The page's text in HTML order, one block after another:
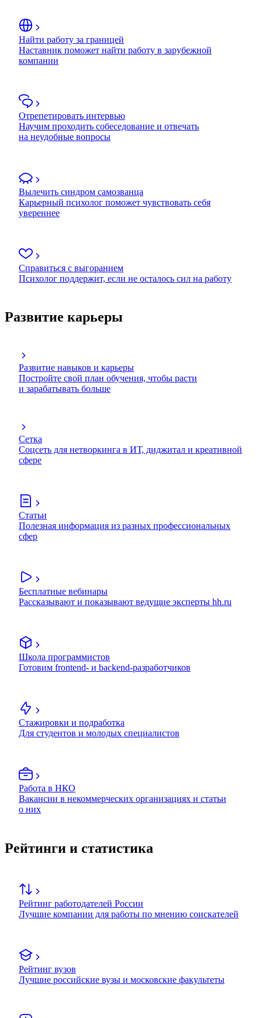
Найти работу за границей
Наставник поможет найти работу в зарубежной
компании
Отрепетировать интервью
Научим проходить собеседование и отвечать
на неудобные вопросы
Вылечить синдром самозванца
Карьерный психолог поможет чувствовать себя
увереннее
Справиться с выгоранием
Психолог поддержит, если не осталось сил на работу
Развитие карьеры
Развитие навыков и карьеры
Постройте свой план обучения, чтобы расти
и зарабатывать больше
Сетка
Соцсеть для нетворкинга в ИТ, диджитал и креативной
сфере
Статьи
Полезная информация из разных профессиональных
сфер
Бесплатные вебинары
Рассказывают и показывают ведущие эксперты hh.ru
Школа программистов
Готовим frontend- и backend-разработчиков
Стажировки и подработка
Для студентов и молодых специалистов
Работа в НКО
Вакансии в некоммерческих организациях и статьи
о них
Рейтинги и статистика
Рейтинг работодателей России
Лучшие компании для работы по мнению соискателей
Рейтинг вузов
Лучшие российские вузы и московские факультеты